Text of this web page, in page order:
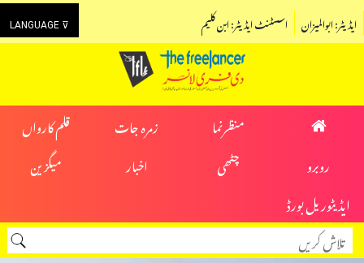
LANGUAGE ⊽ اسسٹنٹ ایڈیٹر: ابن کلیم ایڈیٹر: ابوالمیزان
منظرنما زمرہ جات
قلم کارواں
روبرو
چٹھی اخبار
میگزین
ایڈیٹوریل بورڈ